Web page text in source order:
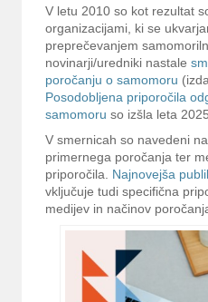
V letu 2010 so kot rezultat
organizacijami, ki se
preprečevanjem
novinarji/uredniki nastale
poročanju o samomoru
Posodobljena priporočila
samomoru so izšla leta
V smernicah so navedeni
primernega poročanja ter
priporočila.
Najnovejša
vključuje tudi specifična
medijev in načinov